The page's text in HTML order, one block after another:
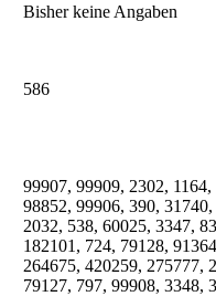
Bisher keine Angaben
586
99907, 99909, 2302,
98852, 99906, 390,
2032, 538, 60025, 3347,
182101, 724, 79128,
264675, 420259, 275777,
79127, 797, 99908, 3348,